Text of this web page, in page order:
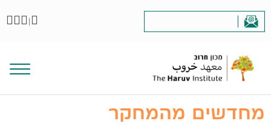
|
מחדשים מהמחקר